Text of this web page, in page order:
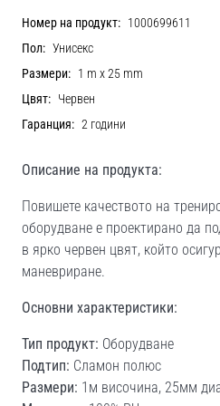
Номер на продукт: 1000699611
Пол: Унисекс
Размери: 1 m x 25 mm
Цвят: Червен
Гаранция: 2 години
Описание на продукта:
Повишете качеството на
оборудване е проектирано да
в ярко червен цвят, който
маневриране.
Основни характеристики:
Тип продукт: Оборудване
Подтип: Сламон полюс
Размери: 1м височина, 25мм